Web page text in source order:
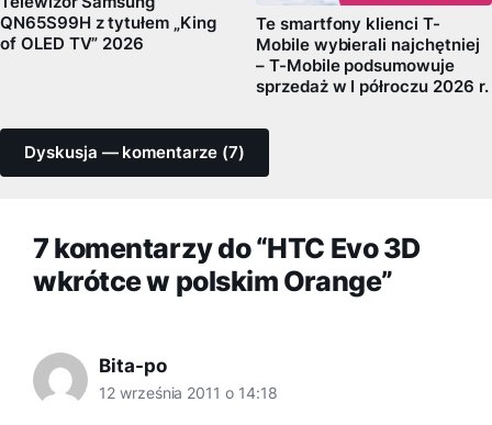
QN65S99H z tytułem „King
of OLED TV” 2026
Te smartfony klienci T-
Mobile wybierali najchętniej
– T-Mobile podsumowuje
sprzedaż w I półroczu 2026 r.
Dyskusja — komentarze (7)
7 komentarzy do “HTC Evo 3D
wkrótce w polskim Orange”
Bita-po
12 września 2011 o 14:18